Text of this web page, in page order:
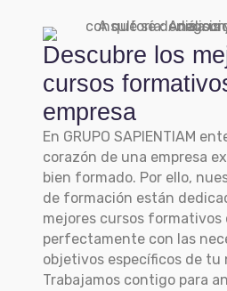
Descubre los
cursos
empresa
En GRUPO SAPIENTIAM
corazón de una empresa
bien formado. Por ello,
de formación están
mejores cursos formativos
perfectamente con las
objetivos específicos de tu
Trabajamos contigo para